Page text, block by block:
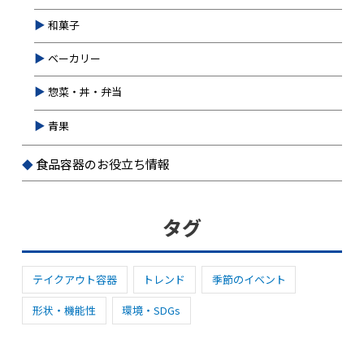
和菓子
ベーカリー
惣菜・丼・弁当
青果
食品容器のお役立ち情報
タグ
テイクアウト容器 トレンド
季節のイベント
形状・機能性
環境・SDGs